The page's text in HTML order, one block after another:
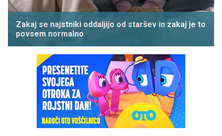
Zakaj se najstniki oddaljijo od staršev in zakaj je to
povsem normalno